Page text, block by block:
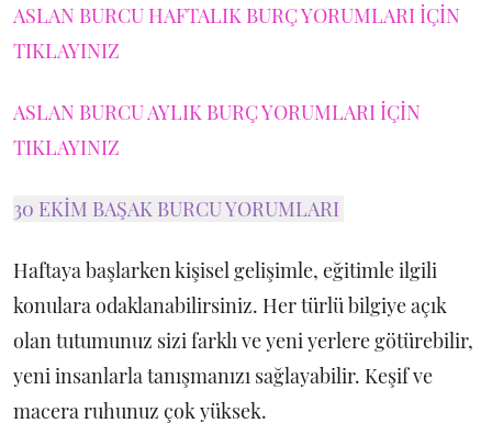
ASLAN BURCU HAFTALIK BURÇ YORUMLARI İÇİN
TIKLAYINIZ
ASLAN BURCU AYLIK BURÇ YORUMLARI İÇİN
TIKLAYINIZ
30 EKİM BAŞAK BURCU YORUMLARI
Haftaya başlarken kişisel gelişimle, eğitimle ilgili
konulara odaklanabilirsiniz. Her türlü bilgiye açık
olan tutumunuz sizi farklı ve yeni yerlere götürebilir,
yeni insanlarla tanışmanızı sağlayabilir. Keşif ve
macera ruhunuz çok yüksek.